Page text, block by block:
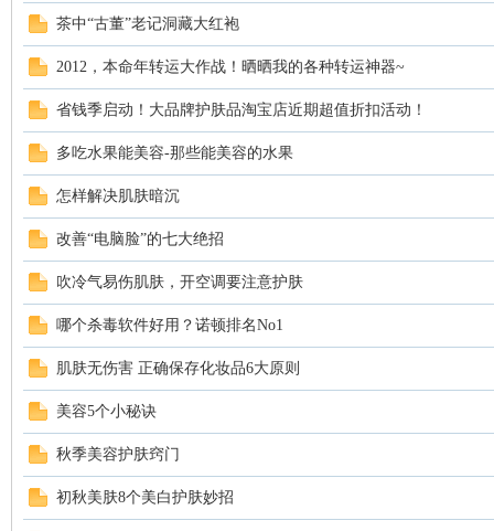
茶中“古董”老记洞藏大红袍
2012，本命年转运大作战！晒晒我的各种转运神器~
省钱季启动！大品牌护肤品淘宝店近期超值折扣活动！
多吃水果能美容-那些能美容的水果
怎样解决肌肤暗沉
改善“电脑脸”的七大绝招
吹冷气易伤肌肤，开空调要注意护肤
哪个杀毒软件好用？诺顿排名No1
肌肤无伤害 正确保存化妆品6大原则
美容5个小秘诀
秋季美容护肤窍门
初秋美肤8个美白护肤妙招